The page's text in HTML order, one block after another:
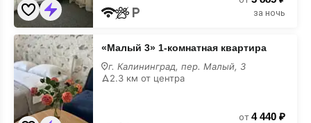
за ночь
«Малый
3»
1-
комнатная
квартира
в
июне
«Малый 3» 1-комнатная квартира
г. Калининград, пер. Малый, 3
2.3 км от центра
от 4 440 ₽